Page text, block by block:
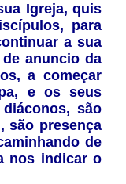
Igreja, quis
para
a sua
anuncio da
a começar
e os seus
são
são presença
de
nos indicar o